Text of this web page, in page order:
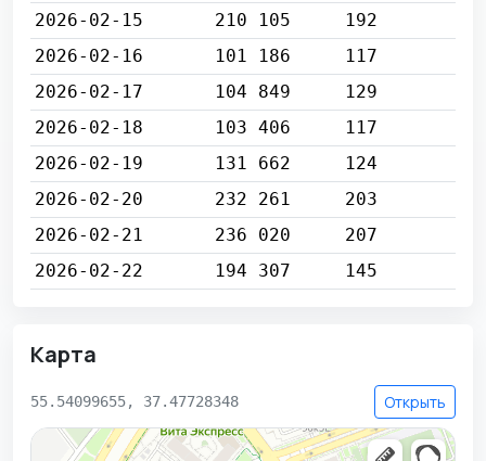
2026-02-15
210 105
192
2026-02-16
101 186
117
2026-02-17
104 849
129
2026-02-18
103 406
117
2026-02-19
131 662
124
2026-02-20
232 261
203
2026-02-21
236 020
207
2026-02-22
194 307 145
Карта
55.54099655, 37.47728348 Открыть